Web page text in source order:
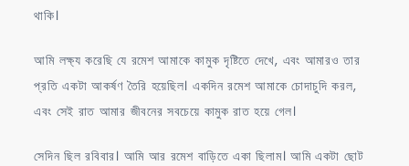
থাকি।
আমি লক্ষ্য করেছি যে রমেশ আমাকে কামুক দৃষ্টিতে দেখে, এবং আমারও তার
প্রতি একটা আকর্ষণ তৈরি হয়েছিল। একদিন রমেশ আমাকে চোদাচুদি করল,
এবং সেই রাত আমার জীবনের সবচেয়ে কামুক রাত হয়ে গেল।
সেদিন ছিল রবিবার। আমি আর রমেশ বাড়িতে একা ছিলাম। আমি একটা ছোট